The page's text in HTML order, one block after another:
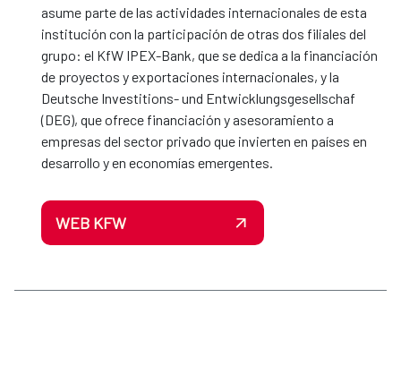
asume parte de las actividades internacionales de esta
institución con la participación de otras dos filiales del
grupo: el KfW IPEX-Bank, que se dedica a la financiación
de proyectos y exportaciones internacionales, y la
Deutsche Investitions- und Entwicklungsgesellschaf
(DEG), que ofrece financiación y asesoramiento a
empresas del sector privado que invierten en países en
desarrollo y en economías emergentes.
WEB KFW